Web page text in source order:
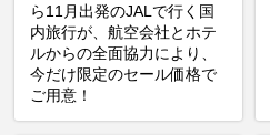
ら11月出発のJALで行く国
内旅行が、航空会社とホテ
ルからの全面協力により、
今だけ限定のセール価格で
ご用意！